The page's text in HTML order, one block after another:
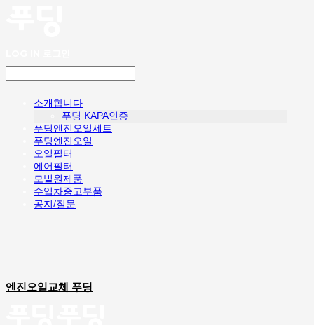
소개합니다
푸딩 KAPA인증
푸딩엔진오일세트
푸딩엔진오일
오일필터
에어필터
모빌원제품
수입차중고부품
공지/질문
엔진오일교체 푸딩